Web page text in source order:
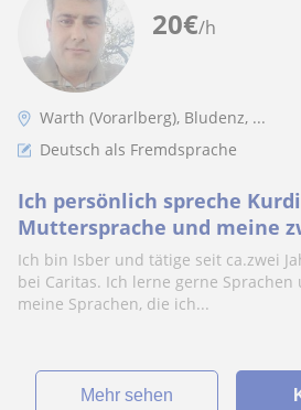
20€/h
Warth (Vorarlberg), Bludenz, ...
Deutsch als Fremdsprache
Ich persönlich spreche
Muttersprache und meine
Arabisch außerdem habe
Niveau C1 gelernt Ich möchte gerne Deutsch
als Fremdsprache und
Ich bin Isber und tätige seit ca.zwei
bei Caritas. Ich lerne gerne
meine Sprachen, die ich...
Mehr sehen